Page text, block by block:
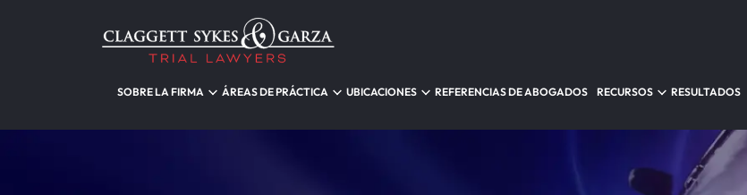
SOBRE LA FIRMA ÁREAS DE PRÁCTICA UBICACIONES REFERENCIAS DE ABOGADOS RECURSOS RESULTADOS